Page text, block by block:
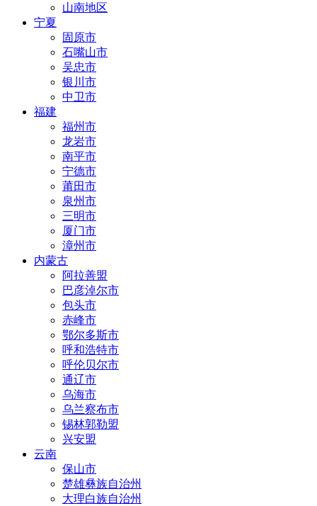
山南地区
宁夏
固原市
石嘴山市
吴忠市
银川市
中卫市
福建
福州市
龙岩市
南平市
宁德市
莆田市
泉州市
三明市
厦门市
漳州市
内蒙古
阿拉善盟
巴彦淖尔市
包头市
赤峰市
鄂尔多斯市
呼和浩特市
呼伦贝尔市
通辽市
乌海市
乌兰察布市
锡林郭勒盟
兴安盟
云南
保山市
楚雄彝族自治州
大理白族自治州